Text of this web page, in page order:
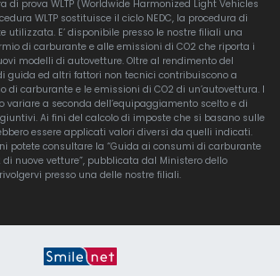
di prova WLTP (Worldwide Harmonized Light Vehicles
WLTP sostituisce il ciclo NEDC, la procedura di
utilizzata. E’ disponibile presso le nostre filiali una
di carburante e alle emissioni di CO2 che riporta i
modelli di autovetture. Oltre al rendimento del
guida ed altri fattori non tecnici contribuiscono a
di carburante e le emissioni di CO2 di un’autovettura. I
a seconda dell’equipaggiamento scelto e di
Ai fini del calcolo di imposte che si basano sulle
essere applicati valori diversi da quelli indicati.
potete consultare la “Guida ai consumi di carburante
di nuove vetture”, pubblicata dal Ministero dello
presso una delle nostre filiali.